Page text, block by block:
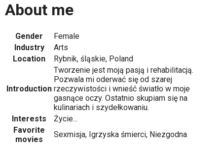
About me
Gender
Female
Industry
Arts
Location
Rybnik, śląskie, Poland
Introduction
Tworzenie jest moją pasją i rehabilitacją.
Pozwala mi oderwać się od szarej
rzeczywistości i wnieść światło w moje
gasnące oczy. Ostatnio skupiam się na
kulinariach i szydełkowaniu.
Interests
Życie...
Favorite
movies
Sexmisja, Igrzyska śmierci, Niezgodna